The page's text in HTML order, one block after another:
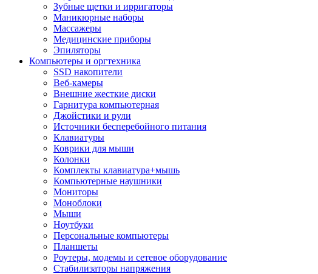
Зубные щетки и ирригаторы
Маникюрные наборы
Массажеры
Медицинские приборы
Эпиляторы
Компьютеры и оргтехника
SSD накопители
Веб-камеры
Внешние жесткие диски
Гарнитура компьютерная
Джойстики и рули
Источники бесперебойного питания
Клавиатуры
Коврики для мыши
Колонки
Комплекты клавиатура+мышь
Компьютерные наушники
Мониторы
Моноблоки
Мыши
Ноутбуки
Персональные компьютеры
Планшеты
Роутеры, модемы и сетевое оборудование
Стабилизаторы напряжения